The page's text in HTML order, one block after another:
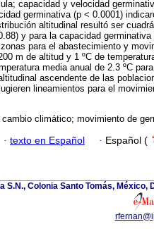
capacidad y velocidad
germinativa (p < 0.0001)
altitudinal resultó ser
y para la capacidad
para el abastecimiento y
m de altitud y 1 ºC de
media anual de 2.3 ºC
ascendente de las
lineamientos para el
climático; movimiento de
· texto en Español · Español (
S.N., Colonia Santo Tomás,